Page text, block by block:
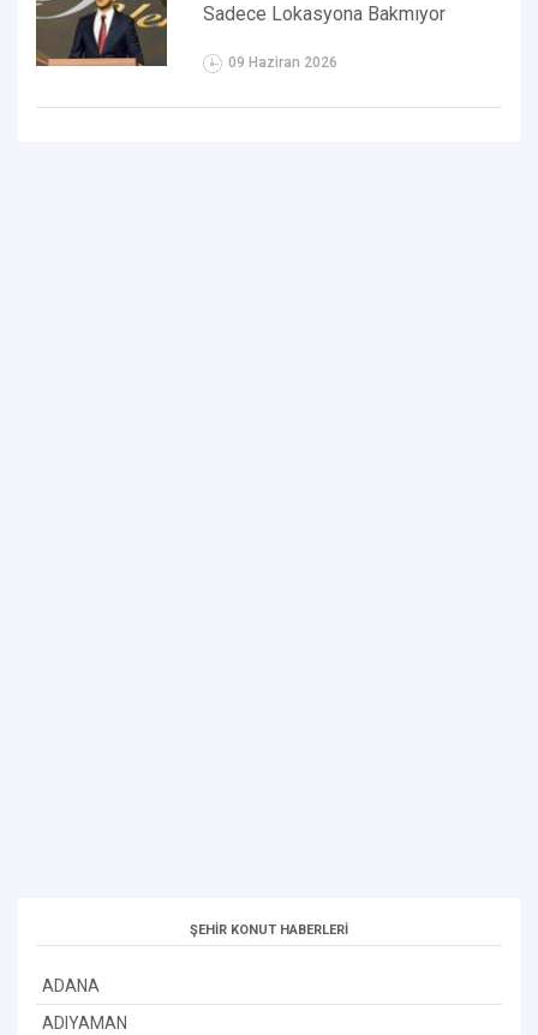
Sadece Lokasyona Bakmıyor
09 Haziran 2026
ŞEHİR KONUT HABERLERİ
ADANA
ADIYAMAN